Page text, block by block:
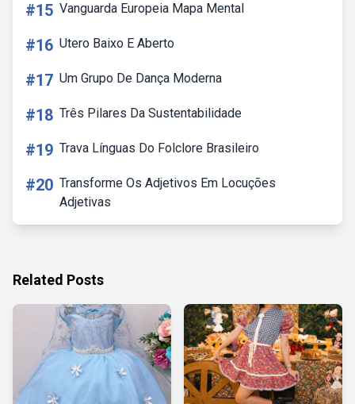
#15 Vanguarda Europeia Mapa Mental
#16 Utero Baixo E Aberto
#17 Um Grupo De Dança Moderna
#18 Três Pilares Da Sustentabilidade
#19 Trava Línguas Do Folclore Brasileiro
#20 Transforme Os Adjetivos Em Locuções
Adjetivas
Related Posts